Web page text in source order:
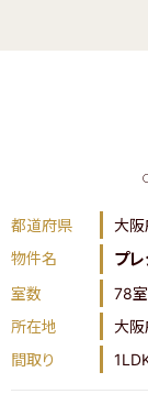
都道府県 大阪
物件名
プ
室数
78室
所在地
大
間取り